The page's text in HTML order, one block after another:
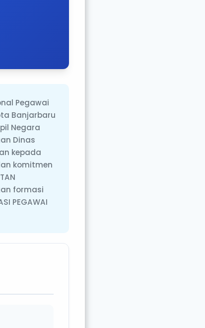
Pegawai
Banjarbaru
Negara
Dinas
kepada
komitmen
formasi
PEGAWAI